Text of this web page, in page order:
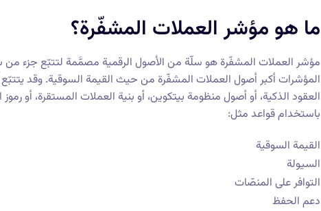
ما هو مؤشر العملات المشفّرة؟
مؤشر العملات المشفّرة هو سلّة من الأصول الرقمية مصمَّمة لتتبّع جزء من
المؤشرات أكبر أصول العملات المشفّرة من حيث القيمة السوقية. وقد
العقود الذكية، أو أصول منظومة بيتكوين، أو بنية العملات المستقرة، أو
باستخدام قواعد مثل:
القيمة السوقية
السيولة
التوافر على المنصّات
دعم الحفظ